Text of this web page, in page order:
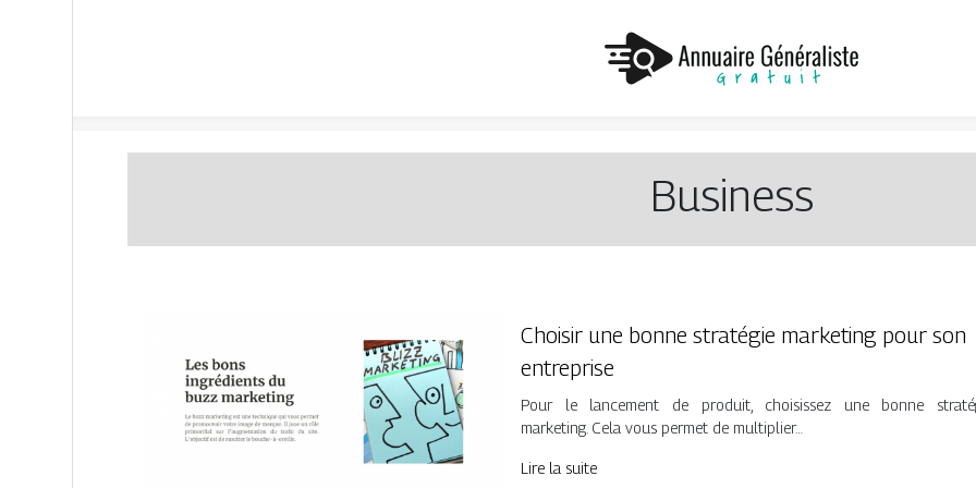
Business
Choisir une bonne stratégie marketing pour son
entreprise
Pour le lancement de produit, choisissez une bonne
marketing. Cela vous permet de multiplier…
Lire la suite